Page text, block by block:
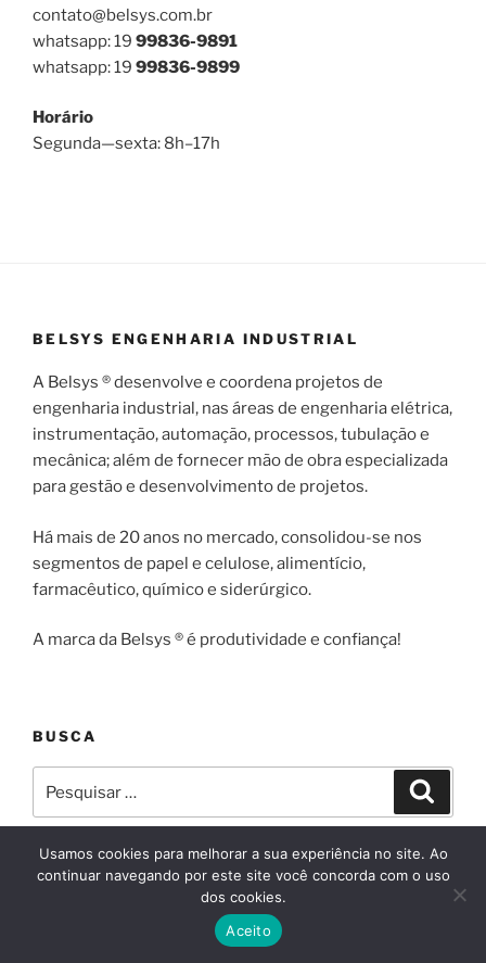
contato@belsys.com.br
whatsapp: 19 99836-9891
whatsapp: 19 99836-9899
Horário
Segunda—sexta: 8h–17h
BELSYS ENGENHARIA INDUSTRIAL
A Belsys ® desenvolve e coordena projetos de
engenharia industrial, nas áreas de engenharia elétrica,
instrumentação, automação, processos, tubulação e
mecânica; além de fornecer mão de obra especializada
para gestão e desenvolvimento de projetos.
Há mais de 20 anos no mercado, consolidou-se nos
segmentos de papel e celulose, alimentício,
farmacêutico, químico e siderúrgico.
A marca da Belsys ® é produtividade e confiança!
BUSCA
por:
LinkedinYouTube
Usamos cookies para melhorar a sua experiência no site. Ao
continuar navegando por este site você concorda com o uso
dos cookies.
Aceito